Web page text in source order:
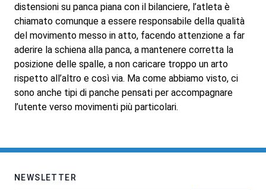
distensioni su panca piana con il bilanciere, l’atleta è
chiamato comunque a essere responsabile della qualità
del movimento messo in atto, facendo attenzione a far
aderire la schiena alla panca, a mantenere corretta la
posizione delle spalle, a non caricare troppo un arto
rispetto all’altro e così via. Ma come abbiamo visto, ci
sono anche tipi di panche pensati per accompagnare
l’utente verso movimenti più particolari.
NEWSLETTER